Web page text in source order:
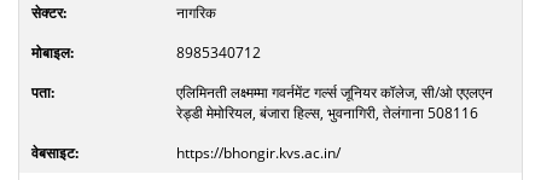
नागरिक
8985340712
एलिमिनती लक्ष्मम्मा गवर्नमेंट गर्ल्स जूनियर कॉलेज, सी/ओ एएलएन
रेड्डी मेमोरियल, बंजारा हिल्स, भुवनागिरी, तेलंगाना 508116
https://bhongir.kvs.ac.in/